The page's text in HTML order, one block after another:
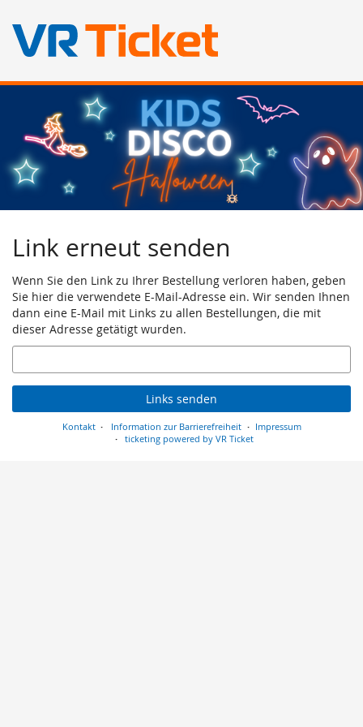
Haupt-
Inhalt
springen
Kids
Disco
Halloween
Fr,
16.
2026
Link erneut senden
Wenn Sie den Link zu Ihrer Bestellung verloren haben, geben
Sie hier die verwendete E-Mail-Adresse ein. Wir senden Ihnen
dann eine E-Mail mit Links zu allen Bestellungen, die mit
dieser Adresse getätigt wurden.
E-
Mail
Links senden
Kontakt Information zur Barrierefreiheit
Impressum
ticketing powered by VR Ticket